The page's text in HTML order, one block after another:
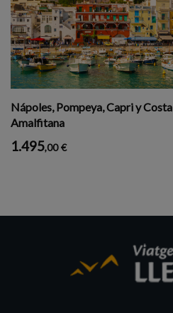
Nápoles, Pompeya, Capri y Costa
Amalfitana
1.495,00 €